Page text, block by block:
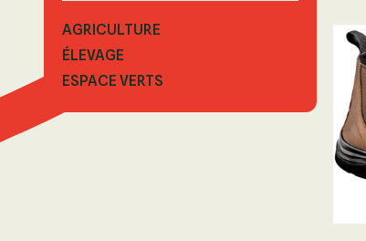
AGRICULTURE
ÉLEVAGE
ESPACE VERTS